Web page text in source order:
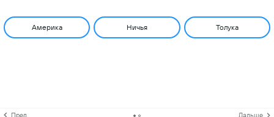
Америка Ничья Толука
Пред. Дальше